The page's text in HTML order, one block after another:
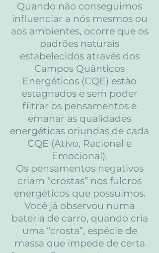
Quando não conseguimos
influenciar a nós mesmos ou
aos ambientes, ocorre que os
padrões naturais
estabelecidos através dos
Campos Quânticos
Energéticos (CQE) estão
estagnados e sem poder
filtrar os pensamentos e
emanar as qualidades
energéticas oriundas de cada
CQE (Ativo, Racional e
Emocional).
Os pensamentos negativos
criam “crostas” nos fulcros
energéticos que possuímos.
Você já observou numa
bateria de carro, quando cria
uma “crosta”, espécie de
massa que impede de certa